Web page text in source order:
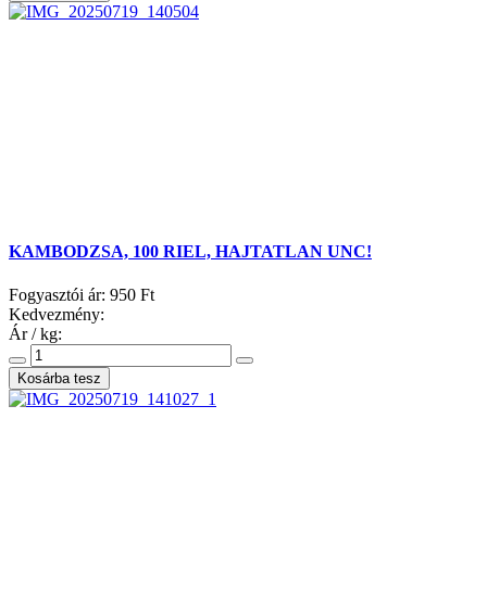
KAMBODZSA, 100 RIEL, HAJTATLAN UNC!
Fogyasztói ár: 950 Ft
Kedvezmény:
Ár / kg: